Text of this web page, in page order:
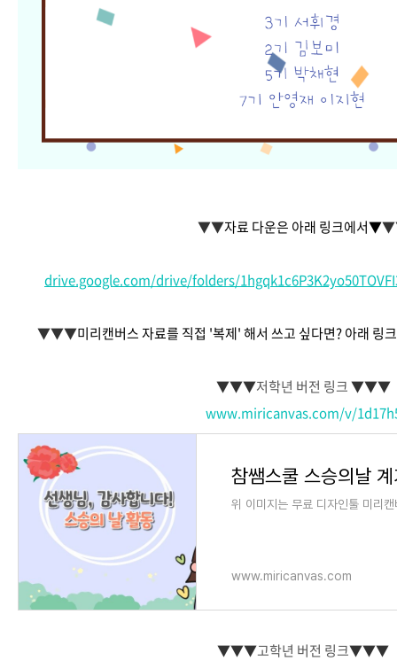
▼▼자료 다운은 아래 링크에서▼
drive.google.com/drive/folders/
▼▼▼미리캔버스 자료를 직접 '복제' 해서 쓰고 싶다면? 아래 링
▼▼▼저학년 버전 링크▼▼▼
www.miricanvas.com/v/
참쌤스쿨 스승의날
위 이미지는 무료 디자인툴 미리
www.miricanvas.com
▼▼▼고학년 버전 링크▼▼▼